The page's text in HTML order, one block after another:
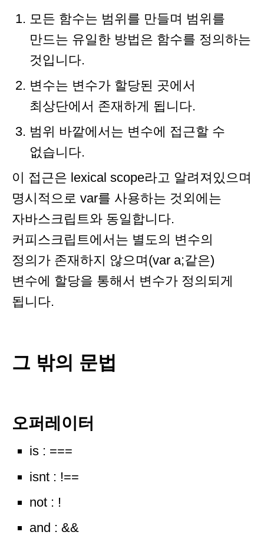
모든 함수는 범위를 만들며 범위를
만드는 유일한 방법은 함수를 정의하는
것입니다.
변수는 변수가 할당된 곳에서
최상단에서 존재하게 됩니다.
범위 바깥에서는 변수에 접근할 수
없습니다.
이 접근은 lexical scope라고 알려져있으며
명시적으로 var를 사용하는 것외에는
자바스크립트와 동일합니다.
커피스크립트에서는 별도의 변수의
정의가 존재하지 않으며(var a;같은)
변수에 할당을 통해서 변수가 정의되게
됩니다.
그 밖의 문법
오퍼레이터
is : ===
isnt : !==
not : !
and : &&